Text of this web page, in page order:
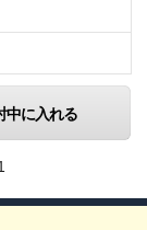
中に入れる